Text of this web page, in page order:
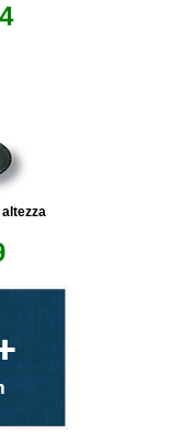
altezza